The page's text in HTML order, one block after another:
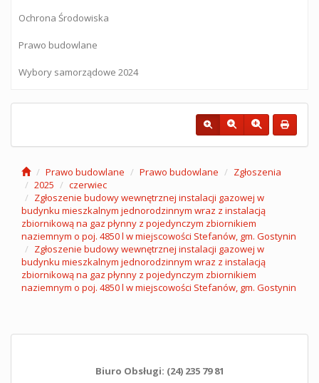
Ochrona Środowiska
Prawo budowlane
Wybory samorządowe 2024
Prawo budowlane Prawo budowlane
Zgłoszenia
2025
czerwiec
Zgłoszenie budowy wewnętrznej instalacji gazowej w
budynku mieszkalnym jednorodzinnym wraz z instalacją
zbiornikową na gaz płynny z pojedynczym zbiornikiem
naziemnym o poj. 4850 l w miejscowości Stefanów, gm. Gostynin
Zgłoszenie budowy wewnętrznej instalacji gazowej w
budynku mieszkalnym jednorodzinnym wraz z instalacją
zbiornikową na gaz płynny z pojedynczym zbiornikiem
naziemnym o poj. 4850 l w miejscowości Stefanów, gm. Gostynin
Biuro Obsługi: (24) 235 79 81